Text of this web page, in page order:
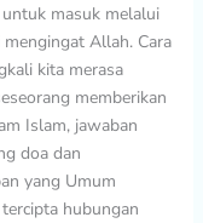
masuk melalui
Allah. Cara
kita merasa
memberikan
Islam, jawaban
doa dan
yang Umum
hubungan